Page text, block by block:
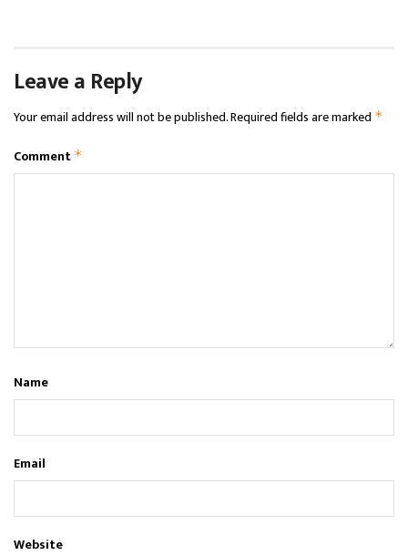
Leave a Reply
Your email address will not be published.Required fields are marked *
Comment *
Name
Email
Website